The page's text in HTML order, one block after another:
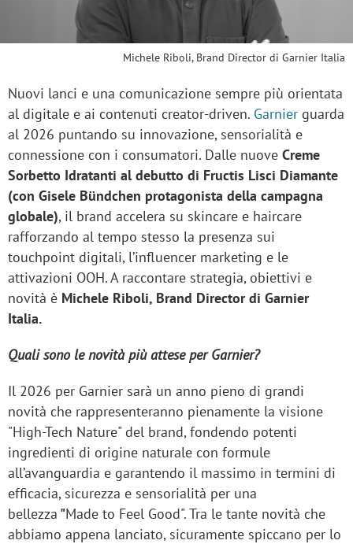
Michele Riboli, Brand Director di Garnier Italia
Nuovi lanci e una comunicazione sempre più orientata
al digitale e ai contenuti creator-driven. Garnier guarda
al 2026 puntando su innovazione, sensorialità e
connessione con i consumatori. Dalle nuove Creme
Sorbetto Idratanti al debutto di Fructis Lisci Diamante
(con Gisele Bündchen protagonista della campagna
globale), il brand accelera su skincare e haircare
rafforzando al tempo stesso la presenza sui
touchpoint digitali, l’influencer marketing e le
attivazioni OOH. A raccontare strategia, obiettivi e
novità è Michele Riboli, Brand Director di Garnier
Italia.
Quali sono le novità più attese per Garnier?
Il 2026 per Garnier sarà un anno pieno di grandi
novità che rappresenteranno pienamente la visione
"High-Tech Nature" del brand, fondendo potenti
ingredienti di origine naturale con formule
all’avanguardia e garantendo il massimo in termini di
efficacia, sicurezza e sensorialità per una
bellezza "Made to Feel Good". Tra le tante novità che
abbiamo appena lanciato, sicuramente spiccano per lo